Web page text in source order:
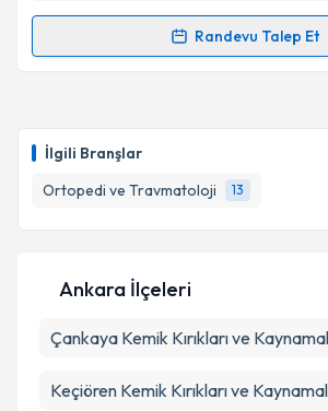
İlgili Branşlar
Ortopedi ve Travmatoloji
13
Metni'ni okudum ve kişisel
kapsamda işlenmesini kabul
Randevu Talep Et
Randevu Takvimi Talebi
takvim hazırlandığında e-posta ile
Metni'ni okudum ve kişisel
Ankara İlçeleri
Çankaya Kemik Kırıkları ve
Keçiören Kemik Kırıkları ve